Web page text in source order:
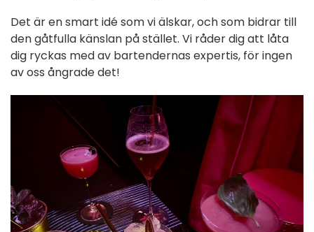
Det är en smart idé som vi älskar, och som bidrar till
den gåtfulla känslan på stället. Vi råder dig att låta
dig ryckas med av bartendernas expertis, för ingen
av oss ångrade det!